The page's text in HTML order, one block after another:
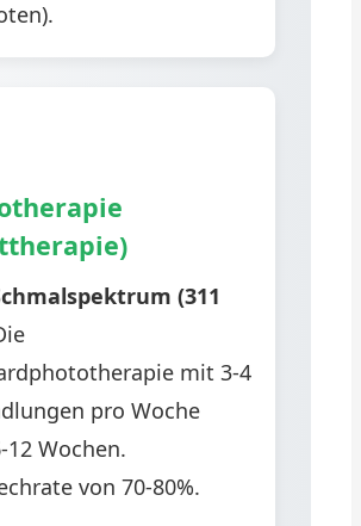
(311
mit 3-4
pro Woche
12 Wochen.
von 70-80%.